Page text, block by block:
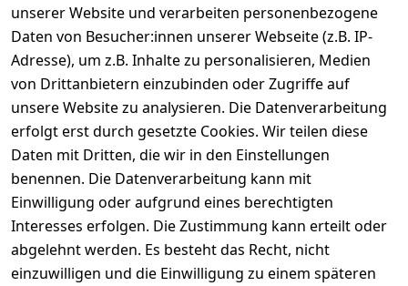
unserer Website und verarbeiten personenbezogene
Daten von Besucher:innen unserer Webseite (z.B. IP-
Adresse), um z.B. Inhalte zu personalisieren, Medien
von Drittanbietern einzubinden oder Zugriffe auf
unsere Website zu analysieren. Die Datenverarbeitung
erfolgt erst durch gesetzte Cookies. Wir teilen diese
Daten mit Dritten, die wir in den Einstellungen
benennen. Die Datenverarbeitung kann mit
Einwilligung oder aufgrund eines berechtigten
Interesses erfolgen. Die Zustimmung kann erteilt oder
abgelehnt werden. Es besteht das Recht, nicht
einzuwilligen und die Einwilligung zu einem späteren
Rechtliches
AGB
Impressum
Datenschutze
rklärung
Barrierefreihe
itserklärung
Widerrufsrec
ht
Service
Kontakt
Registrieren
Rechnungska
Kontakt
↺ 30 Tage
Widerrufsre
cht
Informatio
nen
Retourenlage
r: Eichenallee
3, 06184
Kabelsketal
Telefon: +49
1512 6260858
E-Mail:
info@konsyst
em.de
Über uns
★★★★☆
Top-Verkäufer
★★★★★
Bewertungen
Über 228.000